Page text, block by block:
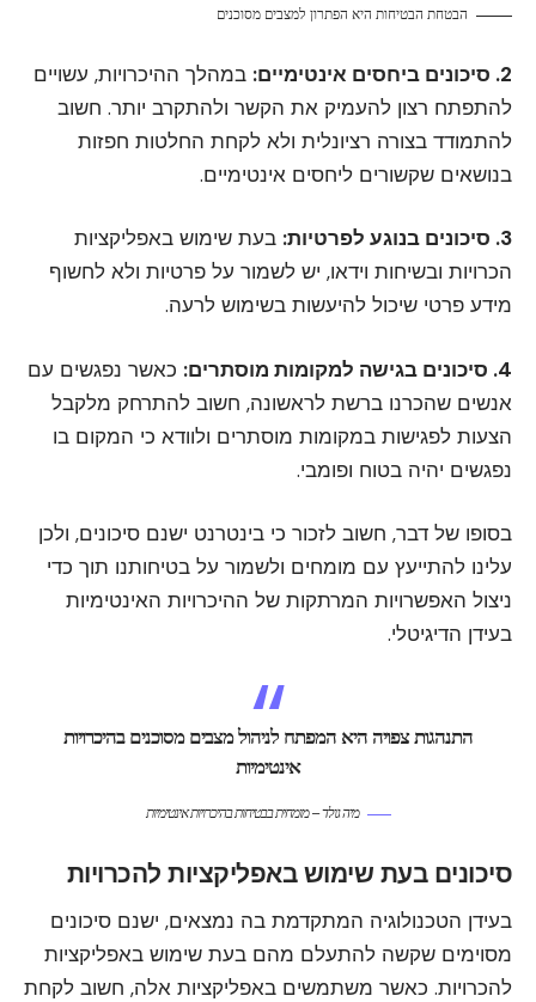
הבטחת הבטיחות היא הפתרון למצבים מסוכנים
2. סיכונים ביחסים אינטימיים:
במהלך ההיכרויות, עשויים
להתפתח רצון להעמיק את הקשר ולהתקרב יותר. חשוב
להתמודד בצורה רציונלית ולא לקחת החלטות חפזות
בנושאים שקשורים ליחסים אינטימיים.
3. סיכונים בנוגע לפרטיות:
בעת שימוש באפליקציות
הכרויות ובשיחות וידאו, יש לשמור על פרטיות ולא לחשוף
מידע פרטי שיכול להיעשות בשימוש לרעה.
4. סיכונים בגישה למקומות מוסתרים:
כאשר נפגשים עם
אנשים שהכרנו ברשת לראשונה, חשוב להתרחק מלקבל
הצעות לפגישות במקומות מוסתרים ולוודא כי המקום בו
נפגשים יהיה בטוח ופומבי.
בסופו של דבר, חשוב לזכור כי בינטרנט ישנם סיכונים, ולכן
עלינו להתייעץ עם מומחים ולשמור על בטיחותנו תוך כדי
ניצול האפשרויות המרתקות של ההיכרויות האינטימיות
בעידן הדיגיטלי.
התנהגות צפויה היא המפתח לניהול מצבים מסוכנים בהיכרויות
אינטימיות
מיה גולד – מומחית בבטיחות בהיכרויות אינטימיות
סיכונים בעת שימוש באפליקציות להכרויות
בעידן הטכנולוגיה המתקדמת בה נמצאים, ישנם סיכונים
מסוימים שקשה להתעלם מהם בעת שימוש באפליקציות
להכרויות. כאשר משתמשים באפליקציות אלה, חשוב לקחת